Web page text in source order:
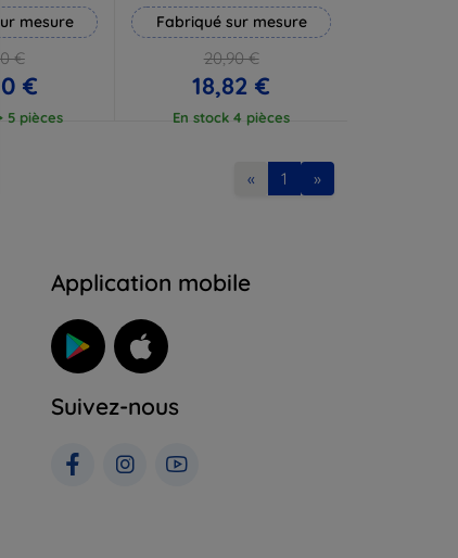
mesure
€
€
5 pièces
Fabriqué sur mesure
20,90 €
18,82 €
En stock 4 pièces
« 1 »
Application mobile
Suivez-nous